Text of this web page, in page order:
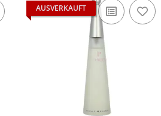
AUSVERKAUFT